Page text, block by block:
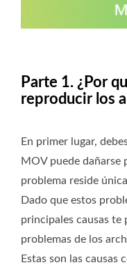
Parte 1. ¿Por
reproducir los
En primer lugar,
MOV puede dañarse
problema reside
Dado que estos
principales causas
problemas de los
Estas son las causas